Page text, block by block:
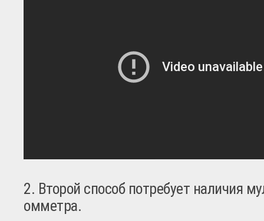
2. Второй способ потребует наличия
омметра.